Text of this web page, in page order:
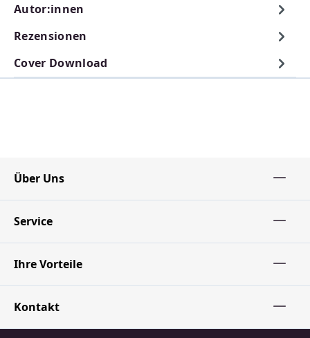
Autor:innen
Rezensionen
Cover Download
Über Uns
Service
Ihre Vorteile
Kontakt